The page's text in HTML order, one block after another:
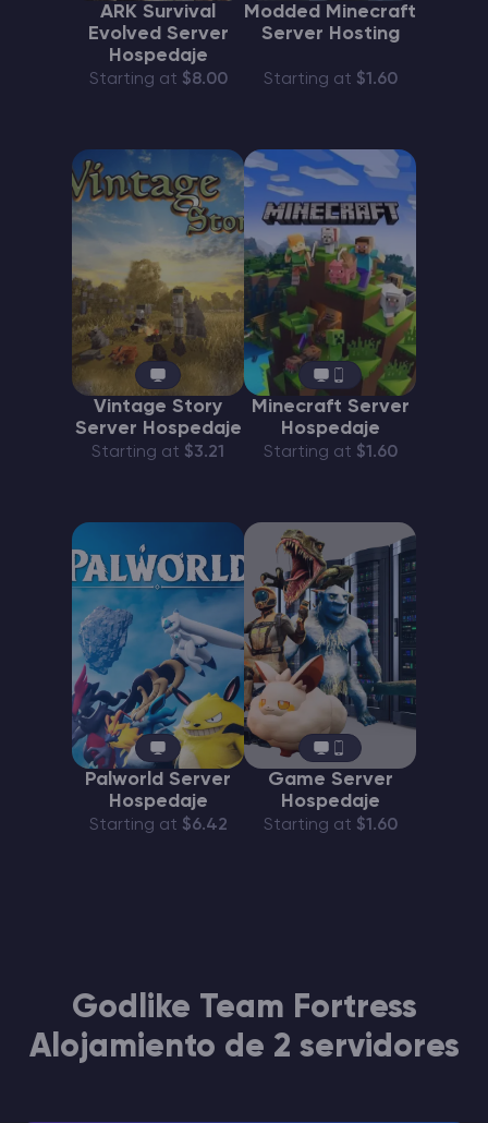
ARK Survival
Evolved Server
Hospedaje
Starting at $8.00
Modded Minecraft
Server Hosting
Starting at $1.60
Vintage Story
Server Hospedaje
Starting at $3.21
Minecraft Server
Hospedaje
Starting at $1.60
Palworld Server
Hospedaje
Starting at $6.42
Game Server
Hospedaje
Starting at $1.60
Godlike Team Fortress
Alojamiento de 2 servidores